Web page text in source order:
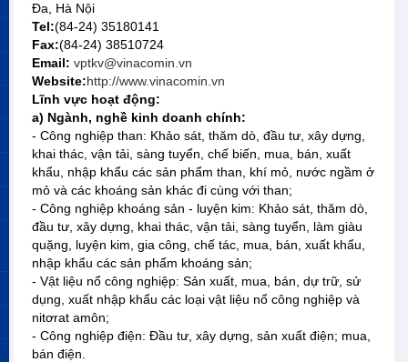
Đa, Hà Nội
Tel:(84-24) 35180141
Fax:(84-24) 38510724
Email: vptkv@vinacomin.vn
Website:http://www.vinacomin.vn
Lĩnh vực hoạt động:
a) Ngành, nghề kinh doanh chính:
- Công nghiệp than: Khảo sát, thăm dò, đầu tư, xây dựng,
khai thác, vận tải, sàng tuyển, chế biến, mua, bán, xuất
khẩu, nhập khẩu các sản phẩm than, khí mỏ, nước ngầm ở
mỏ và các khoáng sản khác đi cùng với than;
- Công nghiệp khoáng sản - luyện kim: Khảo sát, thăm dò,
đầu tư, xây dựng, khai thác, vận tải, sàng tuyển, làm giàu
quặng, luyện kim, gia công, chế tác, mua, bán, xuất khẩu,
nhập khẩu các sản phẩm khoáng sản;
- Vật liệu nổ công nghiệp: Sản xuất, mua, bán, dự trữ, sử
dụng, xuất nhập khẩu các loại vật liệu nổ công nghiệp và
nitơrat amôn;
- Công nghiệp điện: Đầu tư, xây dựng, sản xuất điện; mua,
bán điện.